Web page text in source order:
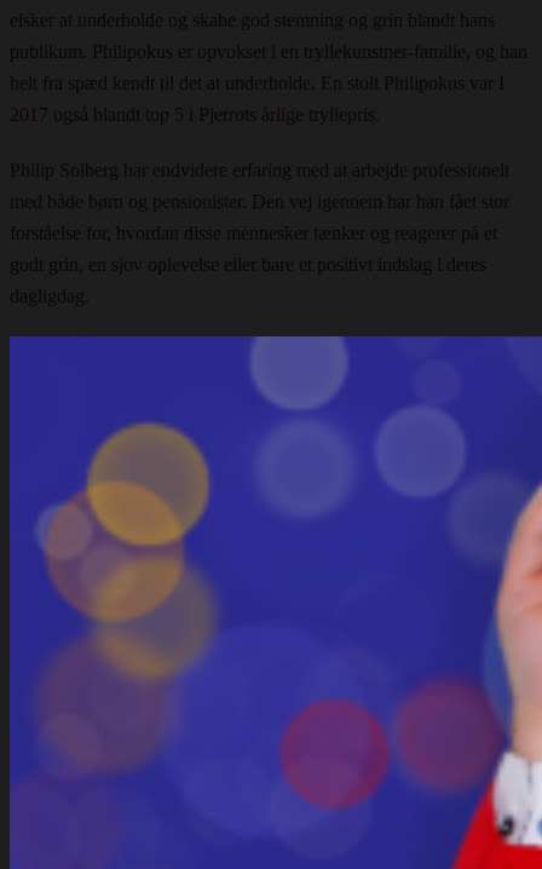
elsker at underholde og skabe god stemning og grin blandt hans
publikum. Philipokus er opvokset i en tryllekunstner-familie, og han
helt fra spæd kendt til det at underholde. En stolt Philipokus var I
2017 også blandt top 5 i Pjerrots årlige tryllepris.
Philip Solberg har endvidere erfaring med at arbejde professionelt
med både børn og pensionister. Den vej igennem har han fået stor
forståelse for, hvordan disse mennesker tænker og reagerer på et
godt grin, en sjov oplevelse eller bare et positivt indslag i deres
dagligdag.​